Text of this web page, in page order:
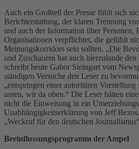
Auch ein Großteil der Presse fühlt sich
Berichterstattung, der klaren Trennung
und auch der Information über Personen,
Organisationen verpflichtet, die gefühlt
Meinungskorridors sein sollten. „Die
und Zuschauern hat auch hierzulande
schreibt heute Gabor Steingart vom
ständigen Versuche den Leser zu
„entspringen einer autoritären
unten, wir da oben.“ Die Leser hätten
nicht die Einweisung in ein
Unabhängigkeitserklärung von Jeff
„Weckruf für den deutschen
Beeinflussungsprogramm der Ampel